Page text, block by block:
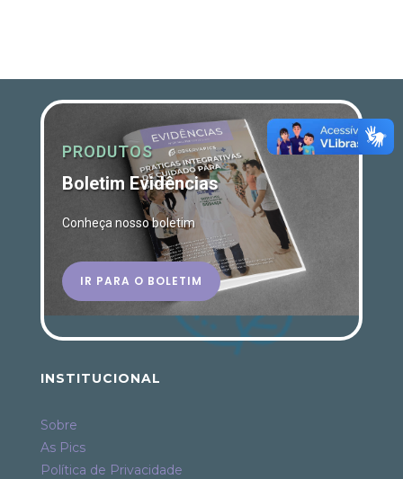
PRODUTOS
Boletim Evidências
Conheça nosso boletim
IR PARA O BOLETIM
INSTITUCIONAL
Sobre
As Pics
Política de Privacidade